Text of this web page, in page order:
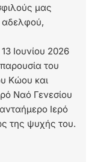
μας
αδελφού,
Ιουνίου 2026
του
Κώου και
Ναό Γενεσίου
Ιερό
της ψυχής του.